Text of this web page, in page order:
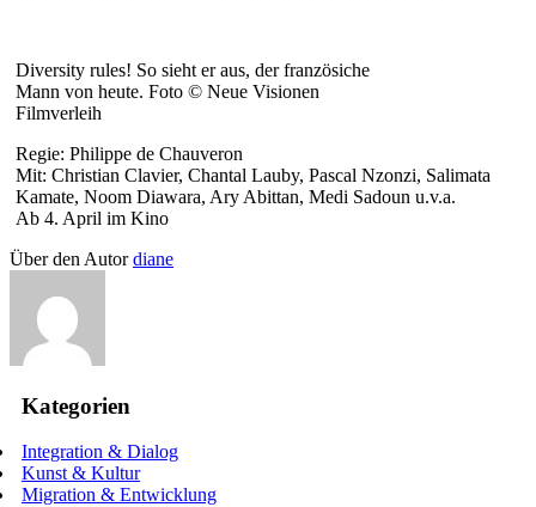
Diversity rules! So sieht er aus, der französiche
Mann von heute. Foto © Neue Visionen
Filmverleih
Regie: Philippe de Chauveron
Mit: Christian Clavier, Chantal Lauby, Pascal Nzonzi, Salimata
Kamate, Noom Diawara, Ary Abittan, Medi Sadoun u.v.a.
Ab 4. April im Kino
Über den Autordiane
Kategorien
Integration & Dialog
Kunst & Kultur
Migration & Entwicklung